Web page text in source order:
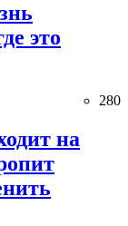
это
280
на